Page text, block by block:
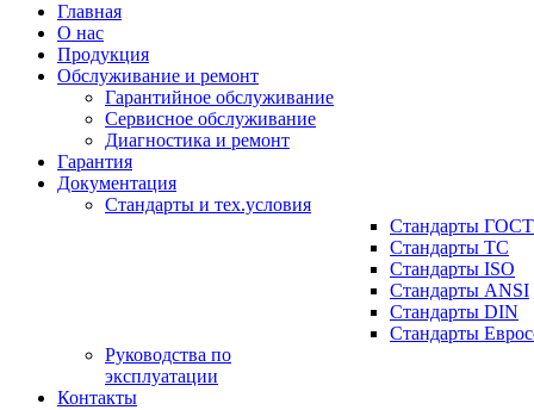
Главная
О нас
Продукция
Обслуживание и ремонт
Гарантийное обслуживание
Сервисное обслуживание
Диагностика и ремонт
Гарантия
Документация
Стандарты и тех.условия
Стандарты ГОСТ
Стандарты ТС
Стандарты ISO
Стандарты ANSI
Стандарты DIN
Стандарты
Руководства по
эксплуатации
Контакты